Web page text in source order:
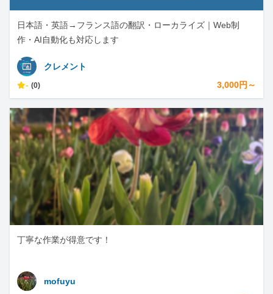
日本語・英語→フランス語の翻訳・ローカライズ｜Web制
作・AI自動化も対応します
クレメント
- (0) 3,000円～
丁寧な作業が得意です！
mofuyu